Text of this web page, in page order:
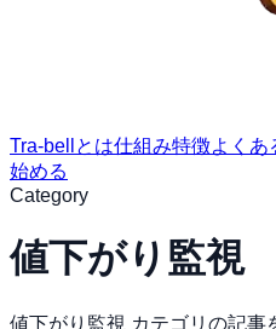
Tra-bellとは仕組み特徴よくあ
始める
Category
値下がり監視
値下がり監視 カテゴリの記事